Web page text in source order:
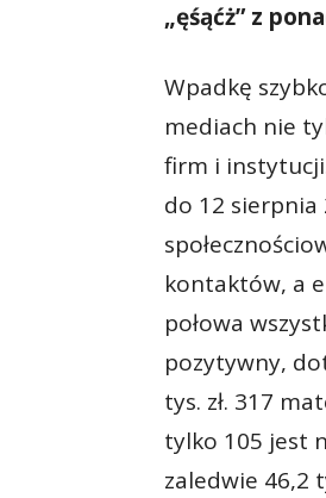
„ęśąćż” z
Wpadkę
mediach nie
firm i
do 12 sierpnia
kontaktów, a
połowa
pozytywny,
tys. zł. 317
tylko 105 jest
zaledwie 46,2